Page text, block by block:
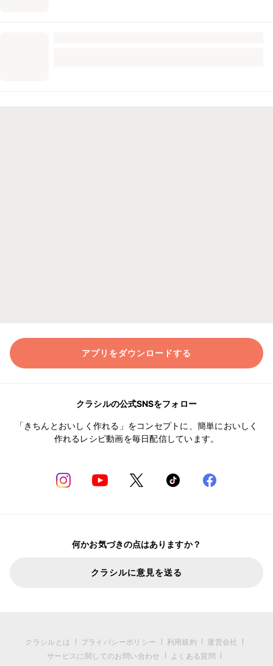
アプリをダウンロードする
クラシルの公式SNSをフォロー
「きちんとおいしく作れる」をコンセプトに、簡単においしく
作れるレシピ動画を毎日配信しています。
何かお気づきの点はありますか？
クラシルに意見を送る
クラシルとは プライバシーポリシー 利用規約
運営会社
サービスに関してのお問い合わせ
よくある質問